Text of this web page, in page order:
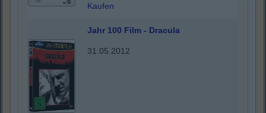
Kaufen
Jahr 100 Film - Dracula
31.05.2012